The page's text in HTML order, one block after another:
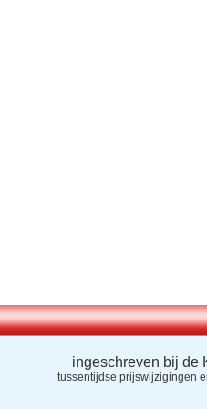
ingeschreven bij de
tussentijdse prijswijzigingen